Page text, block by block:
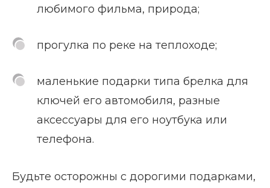
любимого фильма, природа;
прогулка по реке на теплоходе;
маленькие подарки типа брелка для
ключей его автомобиля, разные
аксессуары для его ноутбука или
телефона.
Будьте осторожны с дорогими подарками,